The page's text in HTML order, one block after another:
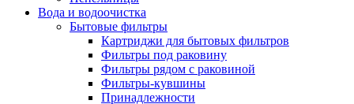
Вода и водоочистка
Бытовые фильтры
Картриджи для бытовых фильтров
Фильтры под раковину
Фильтры рядом с раковиной
Фильтры-кувшины
Принадлежности